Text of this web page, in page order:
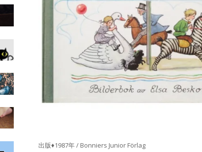
出版♦1987年 / Bonniers Junior Förlag